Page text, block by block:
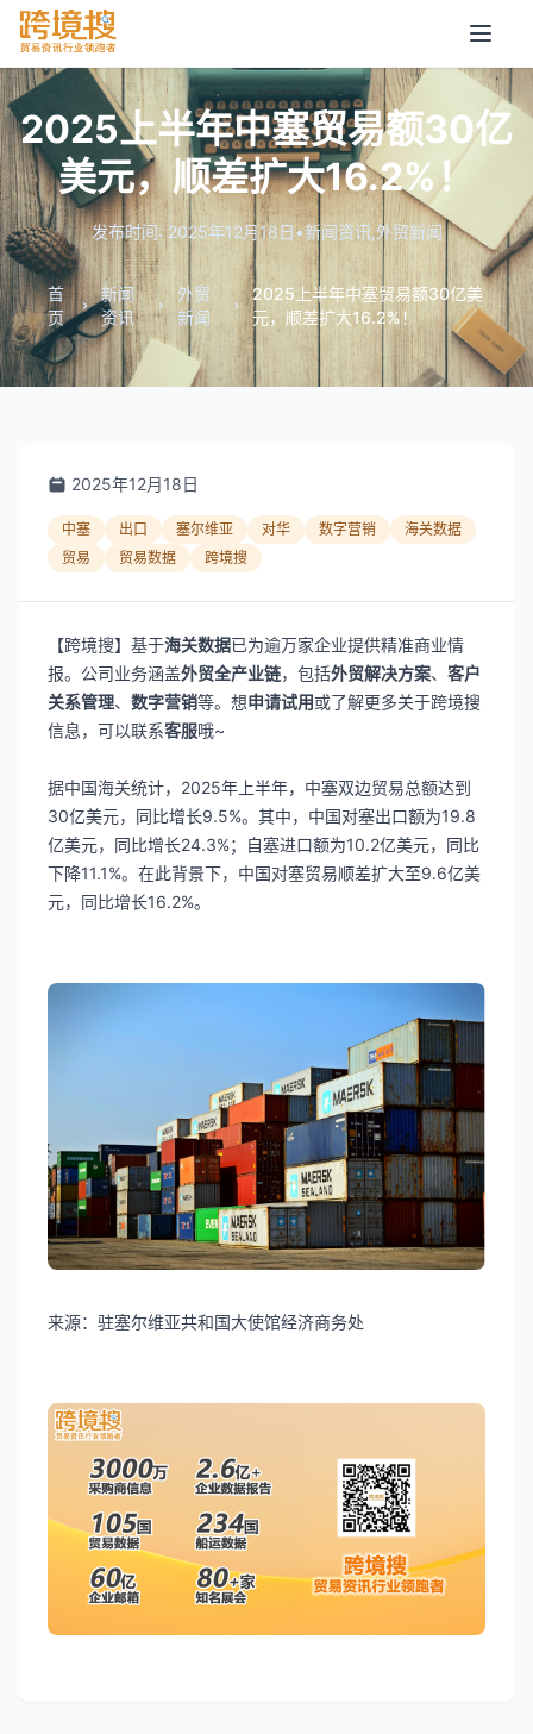
2025上半年中塞贸易额30亿
美元，顺差扩大16.2%！
发布时间: 2025年12月18日•新闻资讯,外贸新闻
首
页
新闻
资讯
外贸
新闻
2025上半年中塞贸易额30亿美
元，顺差扩大16.2%！
2025年12月18日
中塞 出口 塞尔维亚 对华 数字营销
海关数据
贸易
贸易数据 跨境搜
【跨境搜】基于海关数据已为逾万家企业提供精准商业情
报。公司业务涵盖外贸全产业链，包括外贸解决方案、 客户
关系管理、 数字营销等。想申请试用或了解更多关于跨境搜
信息，可以联系客服哦~
据中国海关统计，2025年上半年，中塞双边贸易总额达到
30亿美元，同比增长9.5%。其中，中国对塞出口额为19.8
亿美元，同比增长24.3%；自塞进口额为10.2亿美元，同比
下降11.1%。在此背景下，中国对塞贸易顺差扩大至9.6亿美
元，同比增长16.2%。
来源：驻塞尔维亚共和国大使馆经济商务处